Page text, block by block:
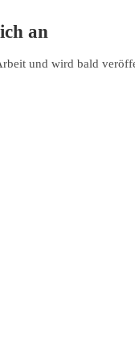
an
und wird bald